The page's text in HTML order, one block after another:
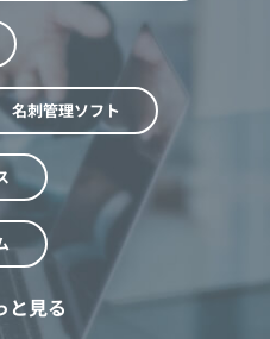
名刺管理ソフト
Web面接システム
と見る